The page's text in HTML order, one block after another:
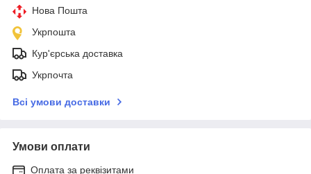
Нова Пошта
Укрпошта
Кур'єрська доставка
Укрпочта
Всі умови доставки
Умови оплати
Оплата за реквізитами